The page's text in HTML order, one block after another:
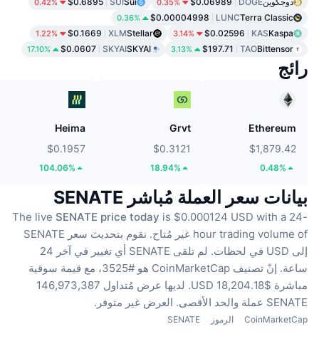
0.35%
0.42%
Terra Classic
LUNC
$0.00004998
0.36%
Kaspa
KAS
$0.02596
3.14%
Stellar
XLM
$0.1669
1.22%
Bittensor
TAO
$197.71
3.13%
SKYAI
SKYAI
$0.0607
17.10%
رائج
Ethereum
$1,879.42
0.48%
Grvt
$0.3121
18.94%
Heima
$0.1957
104.06%
بيانات سعر العملة مُباشر SENATE
The live SENATE price today is $0.000124 USD with a 24-
hour trading volume of غير مُتاح.
نقوم بتحديث سعر SENATE
إلى USD في لحظات.
لم تلقى SENATE أي تغيير في آخر 24
ساعة.
إنّ تصنيف CoinMarketCap هو #3525، مع قيمة سوقية
مباشرة $18,204.18 USD.
لديها عرض مُتداول 146,973,387
SENATE عملة
والحد الأقصى. العرض غير متوفر.
CoinMarketCap الرموز SENATE